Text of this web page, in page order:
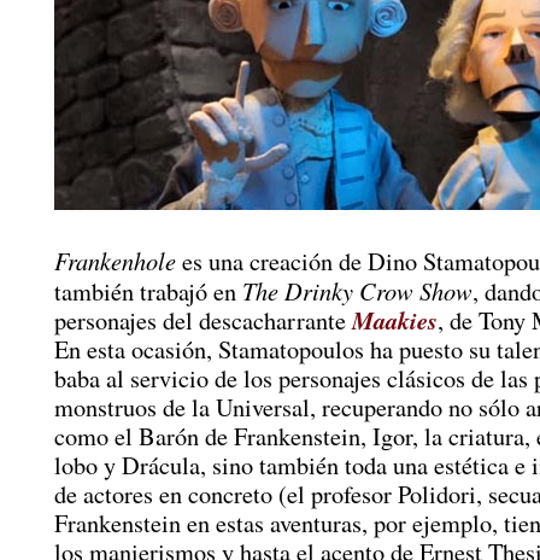
Frankenholees una creación de Dino
también trabajó en The Drinky Crow Show,
personajes del descacharranteMaakies, de
En esta ocasión, Stamatopoulos ha puesto su
baba al servicio de los personajes clásicos de las
monstruos de la Universal, recuperando no sólo
como el Barón de Frankenstein, Igor, la criatura,
lobo y Drácula, sino también toda una estética e
de actores en concreto (el profesor Polidori,
Frankenstein en estas aventuras, por ejemplo,
los manierismos y hasta el acento de Ernest